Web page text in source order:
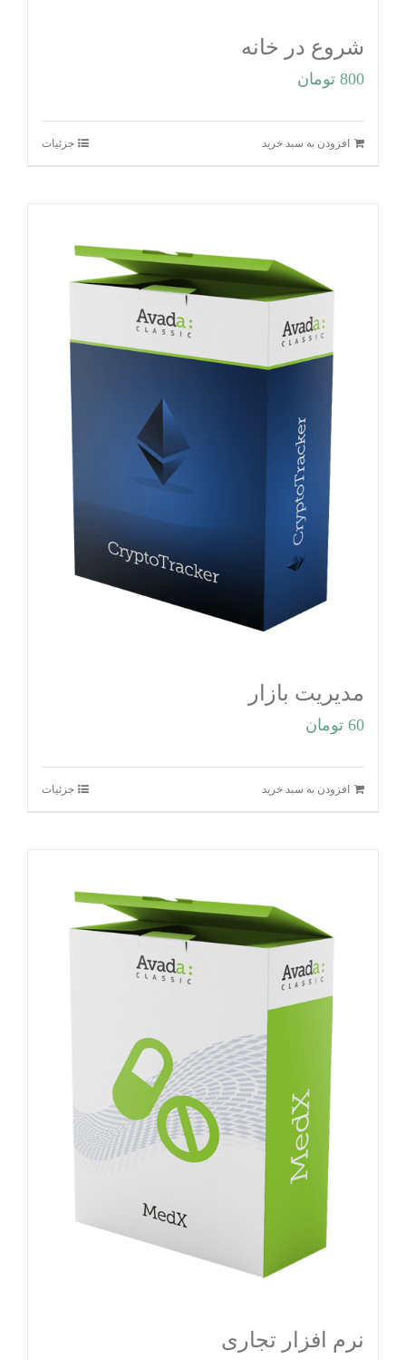
شروع در خانه
800 تومان
افزودن به سبد خرید جزئیات
مدیریت بازار
60 تومان
افزودن به سبد خرید جزئیات
نرم افزار تجاری